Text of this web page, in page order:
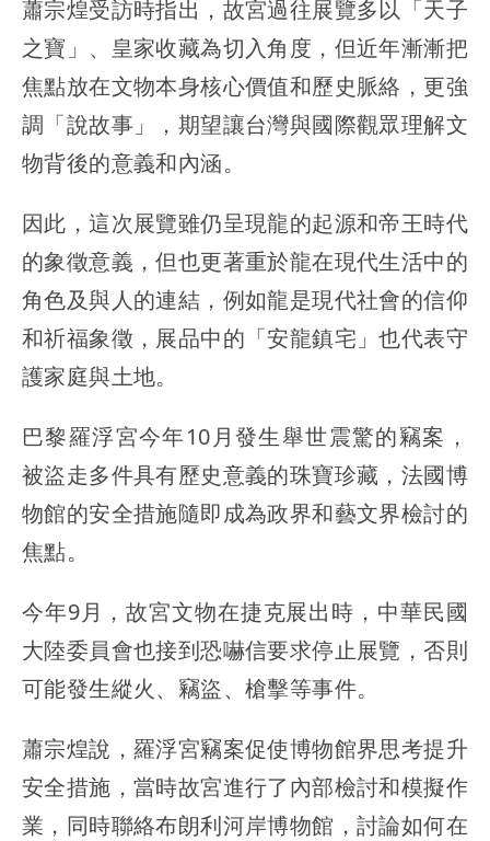
蕭宗煌受訪時指出，故宮過往展覽多以「天子
之寶」、皇家收藏為切入角度，但近年漸漸把
焦點放在文物本身核心價值和歷史脈絡，更強
調「說故事」，期望讓台灣與國際觀眾理解文
物背後的意義和內涵。
因此，這次展覽雖仍呈現龍的起源和帝王時代
的象徵意義，但也更著重於龍在現代生活中的
角色及與人的連結，例如龍是現代社會的信仰
和祈福象徵，展品中的「安龍鎮宅」也代表守
護家庭與土地。
巴黎羅浮宮今年10月發生舉世震驚的竊案，
被盜走多件具有歷史意義的珠寶珍藏，法國博
物館的安全措施隨即成為政界和藝文界檢討的
焦點。
今年9月，故宮文物在捷克展出時，中華民國
大陸委員會也接到恐嚇信要求停止展覽，否則
可能發生縱火、竊盜、槍擊等事件。
蕭宗煌說，羅浮宮竊案促使博物館界思考提升
安全措施，當時故宮進行了內部檢討和模擬作
業，同時聯絡布朗利河岸博物館，討論如何在